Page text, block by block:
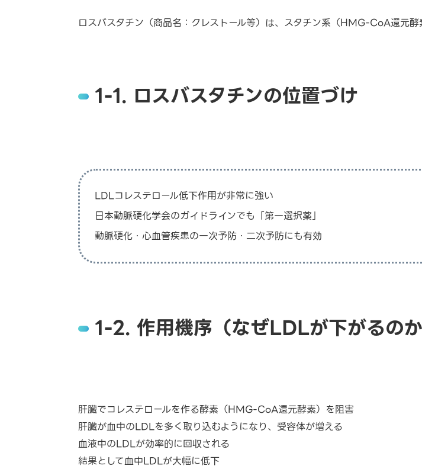
ロスバスタチン（商品名：クレストール等）は、スタチン系（HMG-CoA還元酵
1-1. ロスバスタチンの位置づけ
LDLコレステロール低下作用が非常に強い
日本動脈硬化学会のガイドラインでも「第一選択薬」
動脈硬化・心血管疾患の一次予防・二次予防にも有効
1-2. 作用機序（なぜLDLが下がるのか
肝臓でコレステロールを作る酵素（HMG-CoA還元酵素）を阻害
肝臓が血中のLDLを多く取り込むようになり、受容体が増える
血液中のLDLが効率的に回収される
結果として血中LDLが大幅に低下